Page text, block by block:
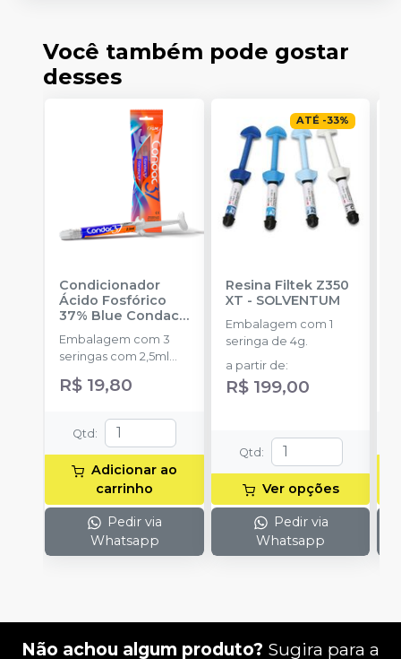
Você também pode gostar
desses
Condicionador
Ácido Fosfórico
37% Blue Condac-
FGM
Embalagem com 3
seringas com 2,5ml
cada uma e 3
ponteiras para
R$ 19,80
Qtd:
Adicionar ao
carrinho
Pedir via
Whatsapp
ATÉ -33%
Resina Filtek Z350
XT - SOLVENTUM
Embalagem com 1
seringa de 4g.
a partir de:
R$ 199,00
Qtd:
Ver opções
Pedir via
Whatsapp
Não achou algum produto? Sugira para a